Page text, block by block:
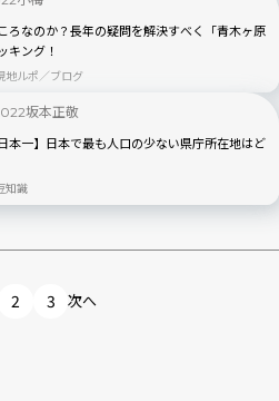
ろなのか？長年の疑問を解決すべく「青木ヶ原
キング！
地ルポ／ブログ
坂本正敬
本一】日本で最も人口の少ない県庁所在地はど
知識
2 3 次へ